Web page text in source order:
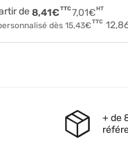
de
7,01€HT
8,41€ TTC
dès 15,43€ TTC
+ de